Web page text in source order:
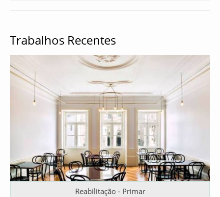
Trabalhos Recentes
Reabilitação - Primar